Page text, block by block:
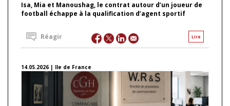
Isa, Mia et Manoushag, le contrat autour d’un joueur de
football échappe à la qualification d’agent sportif
Lire
Réagir
14.05.2026 | Ile de France